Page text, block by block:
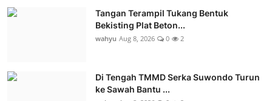
Tangan Terampil Tukang Bentuk
Bekisting Plat Beton...
wahyu Aug 8, 2026 0 2
Di Tengah TMMD Serka Suwondo Turun
ke Sawah Bantu ...